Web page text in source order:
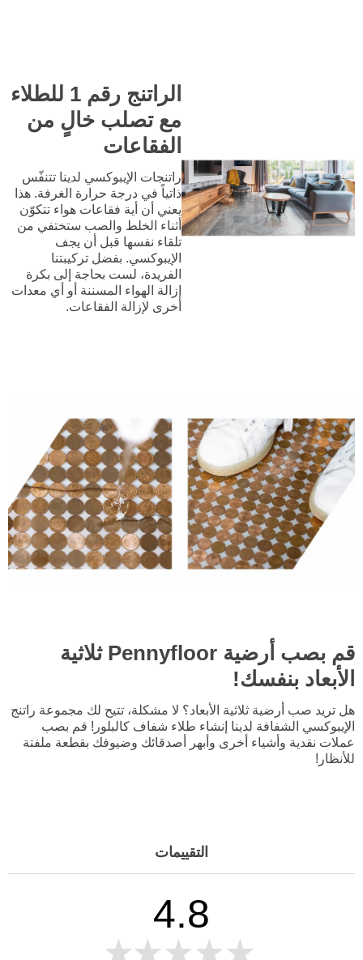
الراتنج رقم 1 للطلاء
مع تصلب خالٍ من
الفقاعات
راتنجات الإيبوكسي لدينا تتنفّس
ذاتياً في درجة حرارة الغرفة. هذا
يعني أن أية فقاعات هواء تتكوّن
أثناء الخلط والصب ستختفي من
تلقاء نفسها قبل أن يجف
الإيبوكسي. بفضل تركيبتنا
الفريدة، لست بحاجة إلى بكرة
إزالة الهواء المسننة أو أي معدات
أخرى لإزالة الفقاعات.
قم بصب أرضية Pennyfloor ثلاثية
الأبعاد بنفسك!
هل تريد صب أرضية ثلاثية الأبعاد؟ لا مشكلة، تتيح لك مجموعة راتنج
الإيبوكسي الشفافة لدينا إنشاء طلاء شفاف كالبلور! قم بصب
عملات نقدية وأشياء أخرى وأبهر أصدقائك وضيوفك بقطعة ملفتة
للأنظار!
التقييمات
4.8